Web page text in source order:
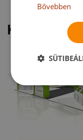
KIÁLLÍTÁSI
Bővebben